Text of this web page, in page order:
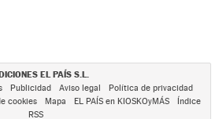
EL PAÍS S.L.
Publicidad Aviso legal
Política de privacidad
cookies Mapa EL PAÍS en KIOSKOyMÁS
Índice
RSS